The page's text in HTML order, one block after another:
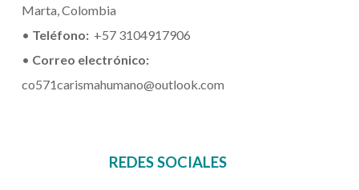
Marta, Colombia
• Teléfono: +57 3104917906
• Correo electrónico:
co571carismahumano@outlook.com
REDES SOCIALES